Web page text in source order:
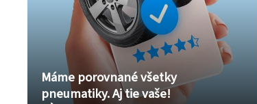
Máme porovnané všetky
pneumatiky. Aj tie vaše!